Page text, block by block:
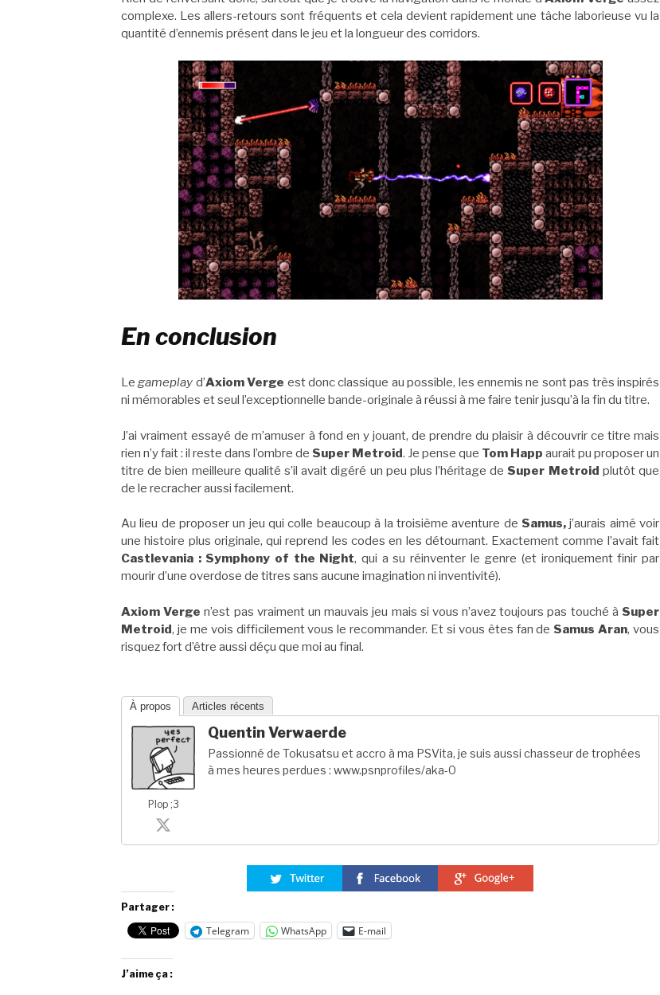
complexe. Les allers-retours sont fréquents et cela devient rapidement une tâche laborieuse vu la
quantité d’ennemis présent dans le jeu et la longueur des corridors.
En conclusion
Legameplay d’Axiom Verge est donc classique au possible, les ennemis ne sont pas très inspirés
ni mémorables et seul l’exceptionnelle bande-originale à réussi à me faire tenir jusqu’à la fin du titre.
J’ai vraiment essayé de m’amuser à fond en y jouant, de prendre du plaisir à découvrir ce titre mais
rien n’y fait : il reste dans l’ombre de Super Metroid. Je pense que Tom Happ aurait pu proposer un
titre de bien meilleure qualité s’il avait digéré un peu plus l’héritage de Super Metroid plutôt que
de le recracher aussi facilement.
Au lieu de proposer un jeu qui colle beaucoup à la troisième aventure de Samus,j’aurais aimé voir
une histoire plus originale, qui reprend les codes en les détournant. Exactement comme l’avait fait
Castlevania : Symphony of the Night, qui a su réinventer le genre (et ironiquement finir par
mourir d’une overdose de titres sans aucune imagination ni inventivité).
Axiom Verge n’est pas vraiment un mauvais jeu mais si vous n’avez toujours pas touché à Super
Metroid, je me vois difficilement vous le recommander. Et si vous êtes fan de Samus Aran, vous
risquez fort d’être aussi déçu que moi au final.
À propos Articles récents
Plop ;3
Quentin Verwaerde
Passionné de Tokusatsu et accro à ma PSVita, je suis aussi chasseur de trophées
à mes heures perdues : www.psnprofiles/aka-0
Partager :
Telegram WhatsApp E-mail
J’aime ça :